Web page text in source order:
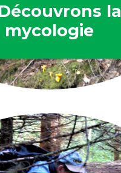
la
mycologie